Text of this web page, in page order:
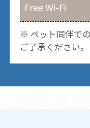
Free Wi-Fi
※ ペット同伴で
ご了承ください。